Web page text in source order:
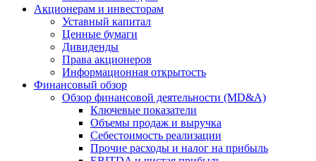
Акционерам и инвесторам
Уставный капитал
Ценные бумаги
Дивиденды
Права акционеров
Информационная открытость
Финансовый обзор
Обзор финансовой деятельности (MD&A)
Ключевые показатели
Объемы продаж и выручка
Себестоимость реализации
Прочие расходы и налог на прибыль